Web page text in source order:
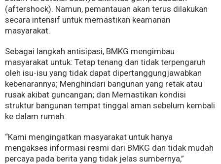
(aftershock). Namun, pemantauan akan terus dilakukan
secara intensif untuk memastikan keamanan
masyarakat.
Sebagai langkah antisipasi, BMKG mengimbau
masyarakat untuk: Tetap tenang dan tidak terpengaruh
oleh isu-isu yang tidak dapat dipertanggungjawabkan
kebenarannya; Menghindari bangunan yang retak atau
rusak akibat guncangan; dan Memastikan kondisi
struktur bangunan tempat tinggal aman sebelum kembali
ke dalam rumah.
“Kami mengingatkan masyarakat untuk hanya
mengakses informasi resmi dari BMKG dan tidak mudah
percaya pada berita yang tidak jelas sumbernya,”